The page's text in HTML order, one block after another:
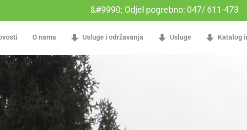
&#9990; Odjel pogrebno: 047/ 611-473
O nama Usluge i održavanja Usluge Katalog